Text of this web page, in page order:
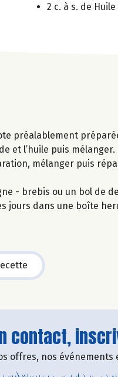
2 c. à s. de
préalablement
et l’huile puis mélanger.
mélanger puis
- brebis ou un bol de
jours dans une boîte
contact,
offres, nos événements